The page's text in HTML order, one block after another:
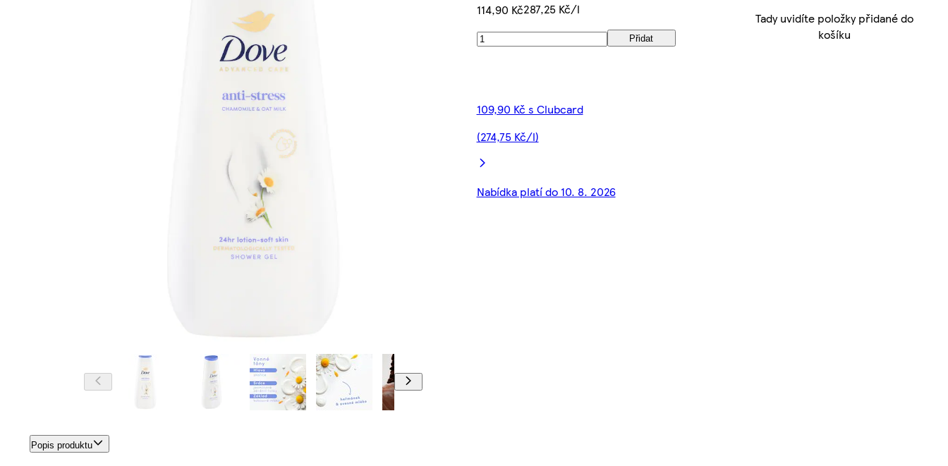
114,90 Kč287,25 Kč/l
Přidat
109,90 Kč s Clubcard
(274,75 Kč/l)
Nabídka platí do 10. 8. 2026
Popis produktu
Tady uvidíte položky přidané do
košíku